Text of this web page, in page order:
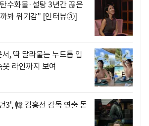
수화물·설탕 3년간 끊은
봐 위기감" [인터뷰③]
, 딱 달라붙는 누드톱 입
라인까지 보여
3', 韓 김홍선 감독 연출 돋